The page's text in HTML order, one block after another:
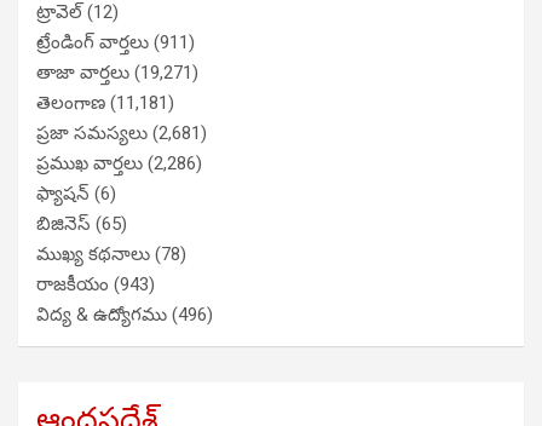
ట్రావెల్(12)
ట్రేండింగ్ వార్తలు (911)
తాజా వార్తలు (19,271)
తెలంగాణ (11,181)
ప్రజా సమస్యలు (2,681)
ప్రముఖ వార్తలు (2,286)
ఫ్యాషన్ (6)
బిజినెస్ (65)
ముఖ్య కథనాలు (78)
రాజకీయం (943)
విద్య & ఉద్యోగము (496)